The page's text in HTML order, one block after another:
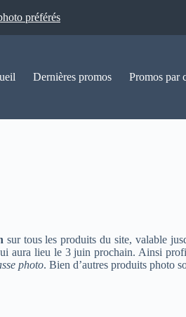
préférés
Dernières promos Promos par
sur tous les produits du site, valable
aura lieu le 3 juin prochain. Ainsi
photo. Bien d’autres produits photo